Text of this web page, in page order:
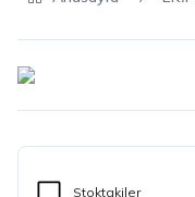
Stoktakiler